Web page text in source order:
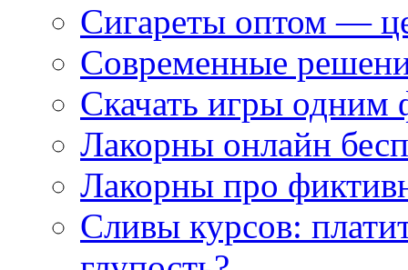
Сигареты оптом —
Современные
Скачать игры одним
Лакорны онлайн
Лакорны про
Сливы курсов: